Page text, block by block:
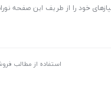
خود را از طریف این صفحه
استفاده از مطالب